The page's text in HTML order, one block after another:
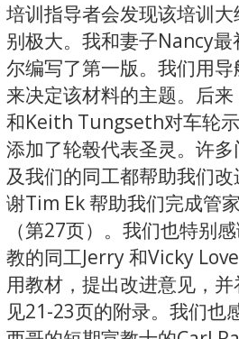
培训指导者会发现该培训
别极大。我和妻子Nancy
尔编写了第一版。我们用
来决定该材料的主题。后
和Keith Tungseth对车轮
添加了轮毂代表圣灵。许
及我们的同工都帮助我们
谢Tim Ek 帮助我们完成管
（第27页）。我们也特别
教的同工Jerry 和Vicky
用教材，提出改进意见，并
见21-23页的附录。我们也